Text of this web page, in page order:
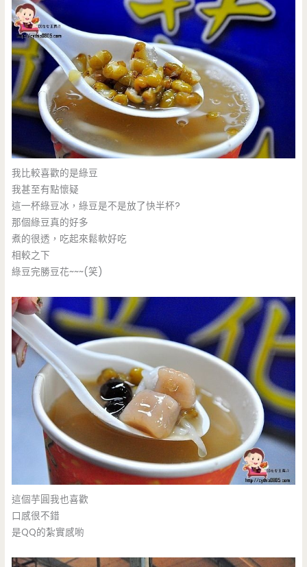
我比較喜歡的是綠豆
我甚至有點懷疑
這一杯綠豆冰，綠豆是不是放了快半杯?
那個綠豆真的好多
煮的很透，吃起來鬆軟好吃
相較之下
綠豆完勝豆花~~~(笑)
這個芋圓我也喜歡
口感很不錯
是QQ的紮實感喲